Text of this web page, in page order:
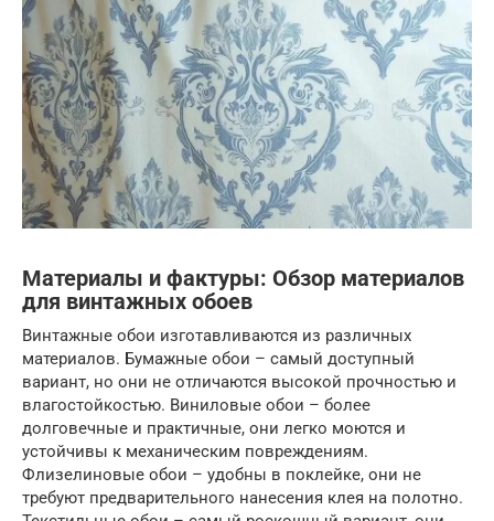
Материалы и фактуры: Обзор материалов
для винтажных обоев
Винтажные обои изготавливаются из различных
материалов. Бумажные обои – самый доступный
вариант, но они не отличаются высокой прочностью и
влагостойкостью. Виниловые обои – более
долговечные и практичные, они легко моются и
устойчивы к механическим повреждениям.
Флизелиновые обои – удобны в поклейке, они не
требуют предварительного нанесения клея на полотно.